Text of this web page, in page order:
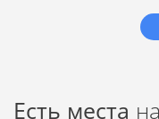
Есть места